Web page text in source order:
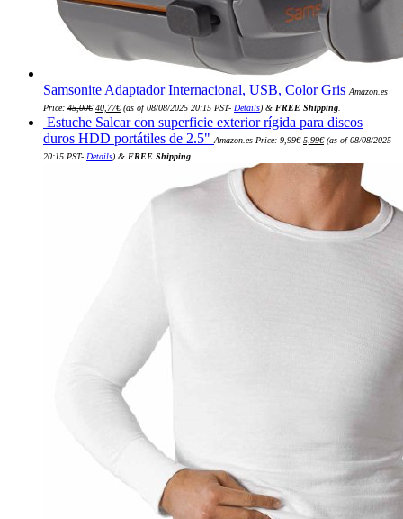
Samsonite Adaptador Internacional, USB, Color Gris Amazon.es
Price: 45,00€ precio
original
era:
45,00€.
40,77€precio
actual
es:
40,77€.
(as of 08/08/2025 20:15 PST- Details) & FREE Shipping
Estuche Salcar con superficie exterior rígida para discos
duros HDD portátiles de 2.5" Amazon.es Price: 9,99€ precio
era:
5,99€precio
es:
5,99€.
(as of 08/08/2025
20:15 PST- Details) & FREE Shipping